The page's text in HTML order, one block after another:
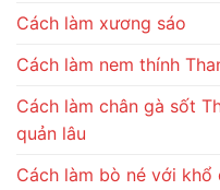
Cách làm xương sáo
Cách làm nem thính
Cách làm chân gà sốt
quản lâu
Cách làm bò né với khổ